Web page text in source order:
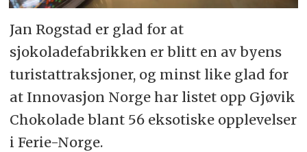
Jan Rogstad er glad for at
sjokoladefabrikken er blitt en av byens
turistattraksjoner, og minst like glad for
at Innovasjon Norge har listet opp Gjøvik
Chokolade blant 56 eksotiske opplevelser
i Ferie-Norge.